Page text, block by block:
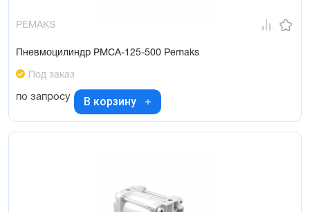
PEMAKS
Пневмоцилиндр PMCA-125-500 Pemaks
Под заказ
по запросу В корзину